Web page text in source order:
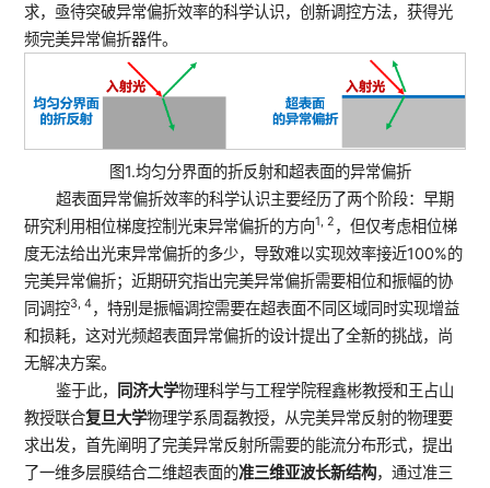
求，亟待突破异常偏折效率的科学认识，创新调控方法，获得光
频完美异常偏折器件。
图1.均匀分界面的折反射和超表面的异常偏折
超表面异常偏折效率的科学认识主要经历了两个阶段：早期
研究利用相位梯度控制光束异常偏折的方向1, 2 ，但仅考虑相位梯
度无法给出光束异常偏折的多少，导致难以实现效率接近100%的
完美异常偏折；近期研究指出完美异常偏折需要相位和振幅的协
同调控3, 4，特别是振幅调控需要在超表面不同区域同时实现增益
和损耗，这对光频超表面异常偏折的设计提出了全新的挑战，尚
无解决方案。
鉴于此，
同济大学物理科学与工程学院程鑫彬教授和王占山
教授联合复旦大学物理学系周磊教授，从完美异常反射的物理要
求出发，首先阐明了完美异常反射所需要的能流分布形式，提出
了一维多层膜结合二维超表面的准三维亚波长新结构，通过准三